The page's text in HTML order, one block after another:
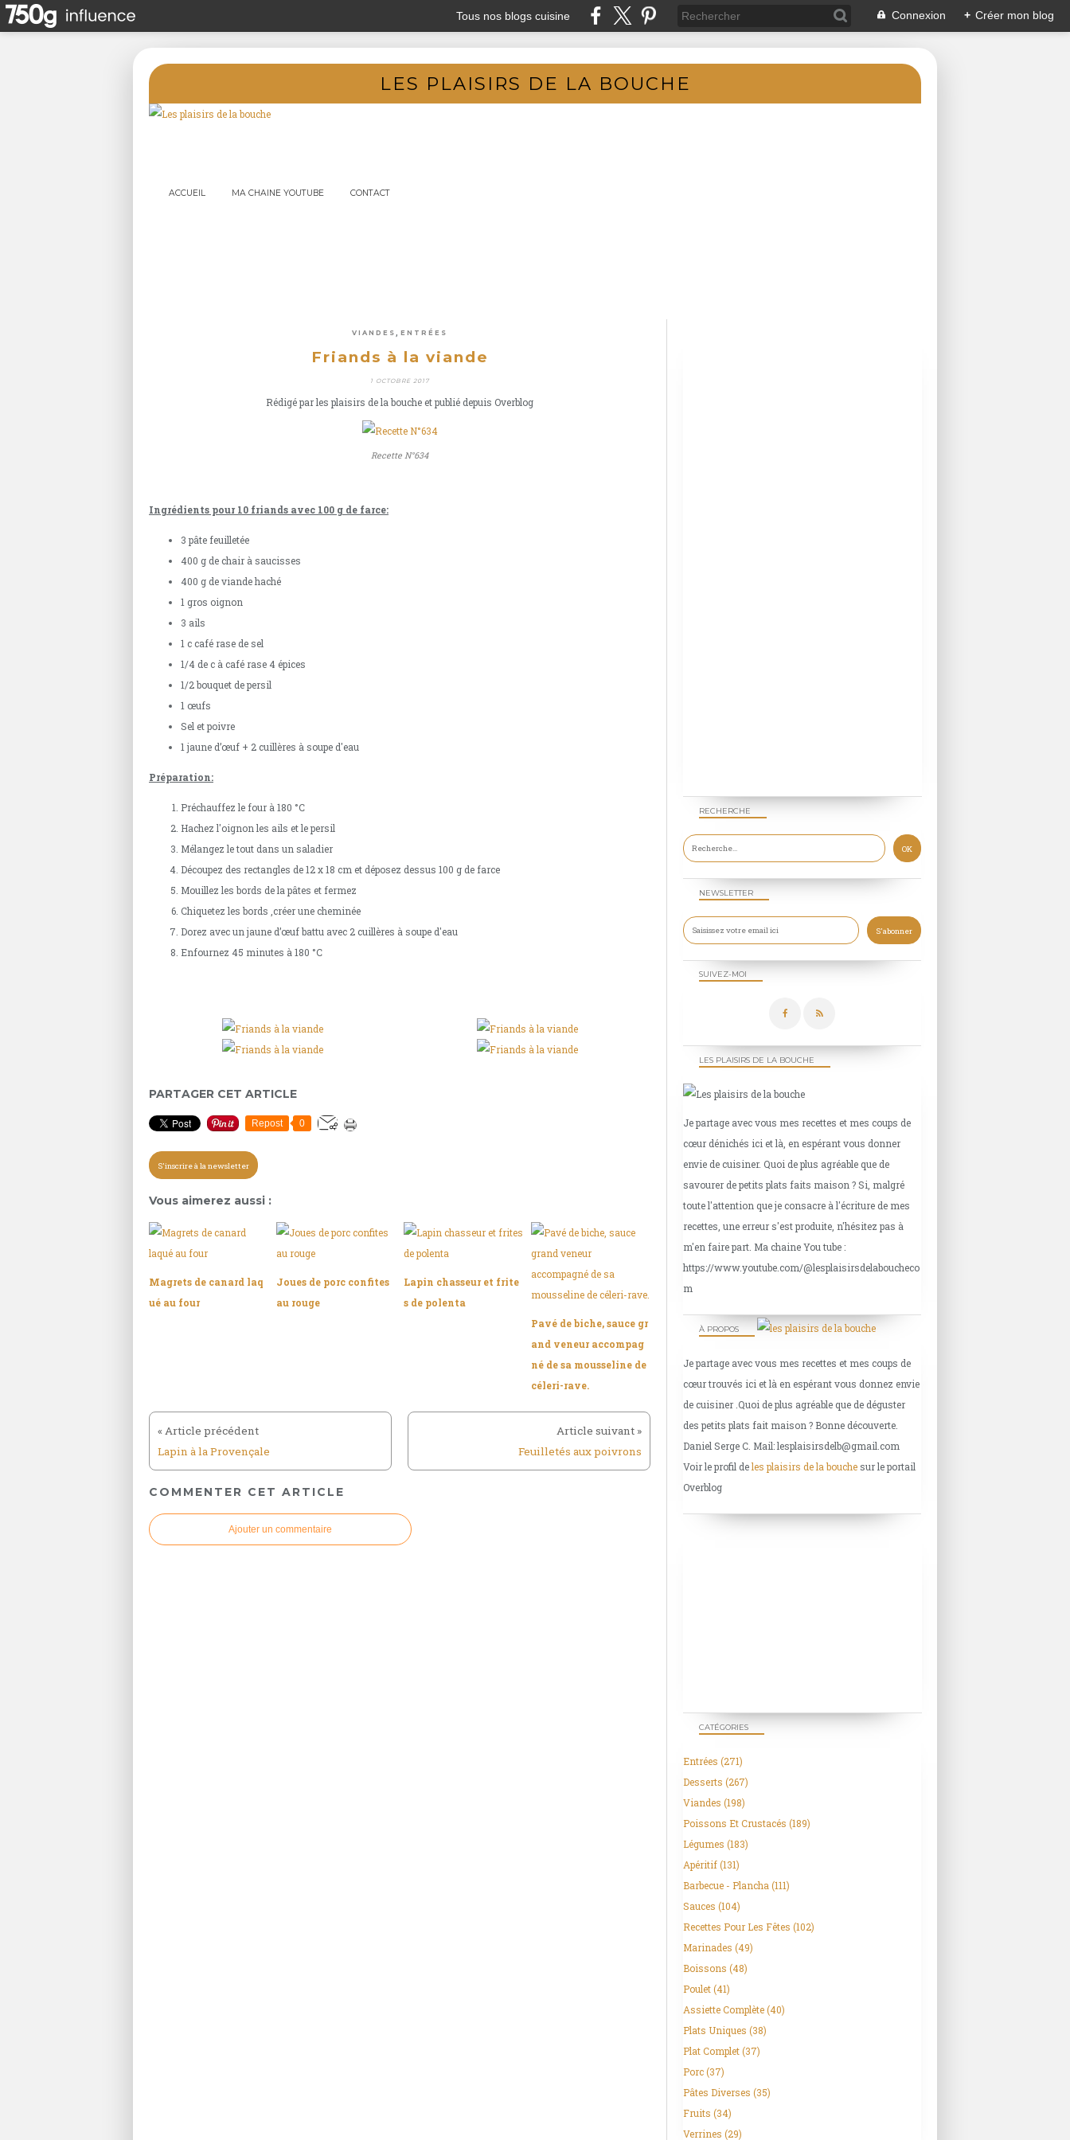
Tous nos blogs cuisine Connexion + Créer mon blog
LES PLAISIRS DE LA BOUCHE
ACCUEIL MA CHAINE YOUTUBE CONTACT
VIANDES ENTRÉES
Friands à la viande
1 OCTOBRE 2017
Rédigé par les plaisirs de la bouche et publié depuis Overblog
Recette N°634
Ingrédients pour 10 friands avec 100 g de farce:
3 pâte feuilletée
400 g de chair à saucisses
400 g de viande haché
1 gros oignon
3 ails
1 c café rase de sel
1/4 de c à café rase 4 épices
1/2 bouquet de persil
1 œufs
Sel et poivre
1 jaune d’œuf + 2 cuillères à soupe d'eau
Préparation:
Préchauffez le four à 180 °C
Hachez l'oignon les ails et le persil
Mélangez le tout dans un saladier
Découpez des rectangles de 12 x 18 cm et déposez dessus 100 g de farce
Mouillez les bords de la pâtes et fermez
Chiquetez les bords ,créer une cheminée
Dorez avec un jaune d’œuf battu avec 2 cuillères à soupe d'eau
Enfournez 45 minutes à 180 °C
PARTAGER CET ARTICLE
Repost 0
S'inscrire à la newsletter
Vous aimerez aussi :
Magrets de canard laq
ué au four
Joues de porc confites
au rouge
Lapin chasseur et frite
s de polenta
Pavé de biche, sauce gr
and veneur accompag
né de sa mousseline de
céleri-rave.
Lapin à la Provençale Feuilletés aux poivrons
COMMENTER CET ARTICLE
Ajouter un commentaire
NEWSLETTER
SUIVEZ-MOI
RECHERCHE
LES PLAISIRS DE LA BOUCHE
Je partage avec vous mes recettes et mes coups de
cœur dénichés ici et là, en espérant vous donner
envie de cuisiner. Quoi de plus agréable que de
savourer de petits plats faits maison ? Si, malgré
toute l'attention que je consacre à l'écriture de mes
recettes, une erreur s'est produite, n'hésitez pas à
m'en faire part. Ma chaine You tube :
https://www.youtube.com/@lesplaisirsdelaboucheco
m
À PROPOS
Je partage avec vous mes recettes et mes coups de
cœur trouvés ici et là en espérant vous donnez envie
de cuisiner .Quoi de plus agréable que de déguster
des petits plats fait maison ? Bonne découverte.
Daniel Serge C. Mail: lesplaisirsdelb@gmail.com
Voir le profil deles plaisirs de la bouchesur le portail
Overblog
CATÉGORIES
Entrées (271)
Desserts (267)
Viandes (198)
Poissons Et Crustacés (189)
Légumes (183)
Apéritif(131)
Barbecue - Plancha (111)
Sauces (104)
Recettes Pour Les Fêtes (102)
Marinades (49)
Boissons (48)
Poulet(41)
Assiette Complète(40)
Plats Uniques (38)
Plat Complet(37)
Porc(37)
Pâtes Diverses (35)
Fruits (34)
Verrines (29)